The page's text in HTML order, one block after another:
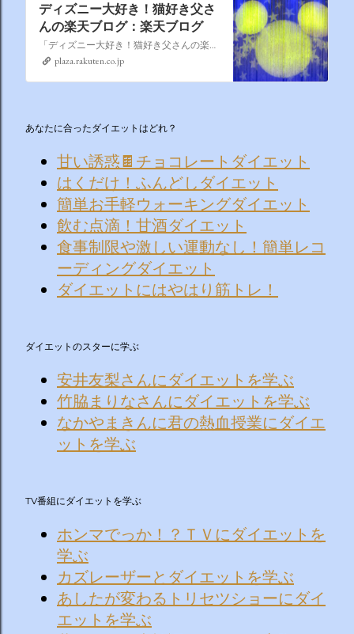
ディズニー大好き！猫好き父さ
んの楽天ブログ：楽天ブログ
「ディズニー大好き！猫好き父さんの楽天ブログ」にようこそ！ いろんなブログサービスが廃止になるなか満を持して楽天ブログをはじめようと思います。 よろしくお願いいたします。
plaza.rakuten.co.jp
あなたに合ったダイエットはどれ？
甘い誘惑🍫チョコレートダイエット
はくだけ！ふんどしダイエット
簡単お手軽ウォーキングダイエット
飲む点滴！甘酒ダイエット
食事制限や激しい運動なし！簡単レコ
ーディングダイエット
ダイエットにはやはり筋トレ！
ダイエットのスターに学ぶ
安井友梨さんにダイエットを学ぶ
竹脇まりなさんにダイエットを学ぶ
なかやまきんに君の熱血授業にダイエ
ットを学ぶ
TV番組にダイエットを学ぶ
ホンマでっか！？ＴＶにダイエットを
学ぶ
カズレーザーとダイエットを学ぶ
あしたが変わるトリセツショーにダイ
エットを学ぶ